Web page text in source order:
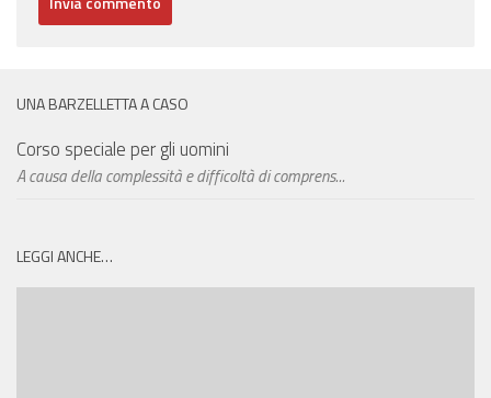
UNA BARZELLETTA A CASO
Corso speciale per gli uomini
A causa della complessità e difficoltà di comprens...
LEGGI ANCHE…